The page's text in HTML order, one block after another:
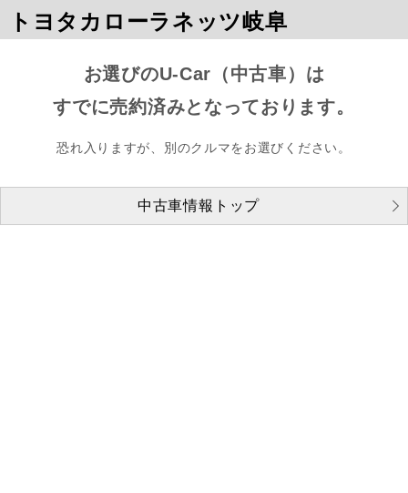
トヨタカローラネッツ岐阜
お選びのU-Car（中古車）は
すでに売約済みとなっております。
恐れ入りますが、別のクルマをお選びください。
中古車情報トップ